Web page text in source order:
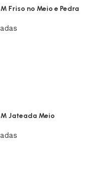
Friso no Meio e Pedra
Jateada Meio